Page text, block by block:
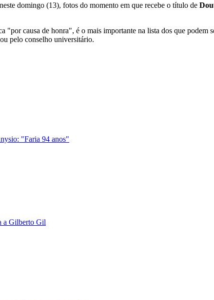
domingo (13), fotos do momento em que recebe o título de
causa de honra", é o mais importante na lista dos que podem
pelo conselho universitário.
"Faria 94 anos"
a Gilberto Gil